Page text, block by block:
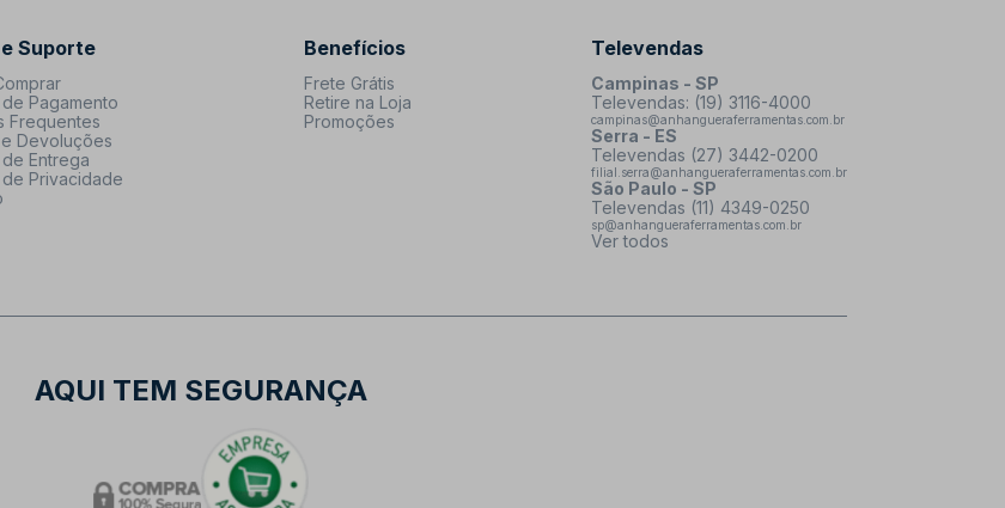
Suporte
de Pagamento
Frequentes
Devoluções
Entrega
de Privacidade
Benefícios
Frete Grátis
Retire na Loja
Promoções
Televendas
Campinas - SP
Televendas: (19) 3116-4000
campinas@anhangueraferramentas.com.br
Serra - ES
Televendas (27) 3442-0200
filial.serra@anhangueraferramentas.com.br
São Paulo - SP
Televendas (11) 4349-0250
sp@anhangueraferramentas.com.br
Ver todos
AQUI TEM SEGURANÇA